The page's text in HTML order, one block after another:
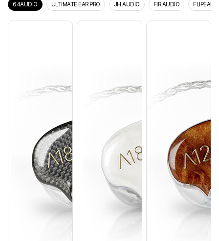
64AUDIO ULTIMATE EAR PRO JH AUDIO FIR AUDIO FLIPEARS